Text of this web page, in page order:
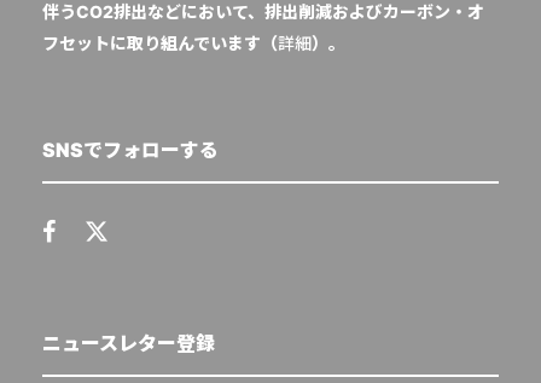
伴うCO2排出などにおいて、排出削減およびカーボン・オ
フセットに取り組んでいます（詳細）。
SNSでフォローする
ニュースレター登録